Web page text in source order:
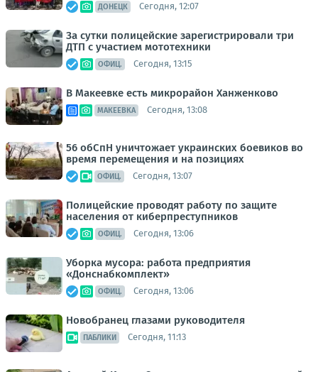
ДОНЕЦК Сегодня, 12:07
За сутки полицейские зарегистрировали три
ДТП с участием мототехники
ОФИЦ. Сегодня, 13:15
В Макеевке есть микрорайон Ханженково
МАКЕЕВКА Сегодня, 13:08
56 обСпН уничтожает украинских боевиков во
время перемещения и на позициях
ОФИЦ. Сегодня, 13:07
Полицейские проводят работу по защите
населения от киберпреступников
ОФИЦ. Сегодня, 13:06
Уборка мусора: работа предприятия
«Донснабкомплект»
ОФИЦ. Сегодня, 13:06
Новобранец глазами руководителя
ПАБЛИКИ Сегодня, 11:13